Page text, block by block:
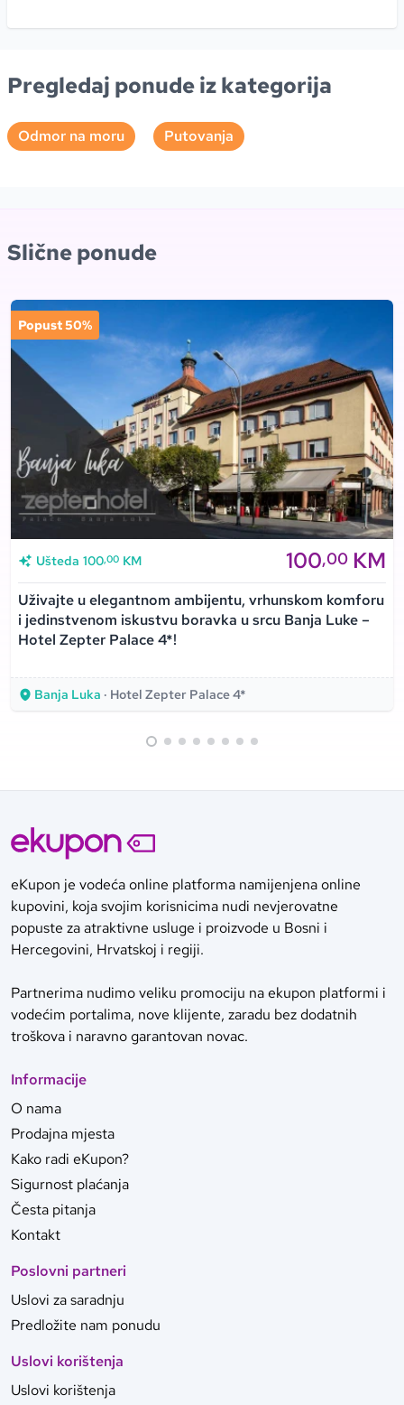
Pregledaj ponude iz kategorija
Odmor na moru Putovanja
Slične ponude
Popust 50%
Ušteda 100,00 KM 100,00 KM
Uživajte u elegantnom ambijentu, vrhunskom komforu
i jedinstvenom iskustvu boravka u srcu Banja Luke –
Hotel Zepter Palace 4*!
Banja Luka · Hotel Zepter Palace 4*
eKupon je vodeća online platforma namijenjena online
kupovini, koja svojim korisnicima nudi nevjerovatne
popuste za atraktivne usluge i proizvode u Bosni i
Hercegovini, Hrvatskoj i regiji.
Partnerima nudimo veliku promociju na ekupon platformi i
vodećim portalima, nove klijente, zaradu bez dodatnih
troškova i naravno garantovan novac.
Informacije
O nama
Prodajna mjesta
Kako radi eKupon?
Sigurnost plaćanja
Česta pitanja
Kontakt
Poslovni partneri
Uslovi za saradnju
Predložite nam ponudu
Uslovi korištenja
Uslovi korištenja